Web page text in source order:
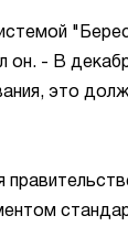
он. - В
это